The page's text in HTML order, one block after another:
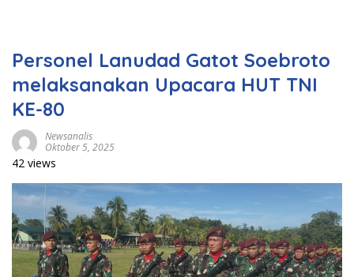
Personel Lanudad Gatot Soebroto
melaksanakan Upacara HUT TNI
KE-80
Newsanalis
Oktober 5, 2025
42 views